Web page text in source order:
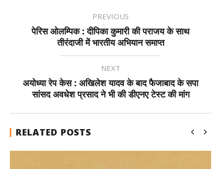
PREVIOUS
पेरिस ओलम्पिक : दीपिका कुमारी की पराजय के साथ
तीरंदाजी में भारतीय अभियान समाप्त
NEXT
अयोध्या रेप केस : अखिलेश यादव के बाद फैजाबाद के सपा
सांसद अवधेश प्रसाद ने भी की डीएनए टेस्ट की मांग
RELATED POSTS